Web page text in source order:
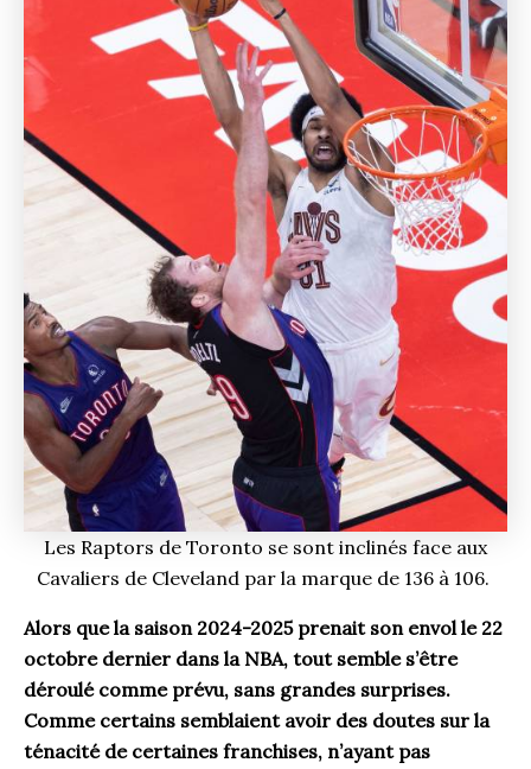
Les Raptors de Toronto se sont inclinés face aux
Cavaliers de Cleveland par la marque de 136 à 106.
Alors que la saison 2024-2025 prenait son envol le 22
octobre dernier dans la NBA, tout semble s’être
déroulé comme prévu, sans grandes surprises.
Comme certains semblaient avoir des doutes sur la
ténacité de certaines franchises, n’ayant pas